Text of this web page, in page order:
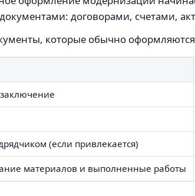
договорами, счетами,
которые обычно
(если привлекается)
материалов и выполненные работы